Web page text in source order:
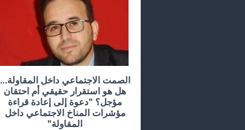
الصمت الاجتماعي داخل المقاولة...
هل هو استقرار حقيقي أم احتقان
مؤجل؟ "دعوة إلى إعادة قراءة
مؤشرات المناخ الاجتماعي داخل
المقاولة"